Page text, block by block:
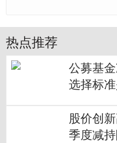
热点推荐
公募基
选择标
股价创
季度减